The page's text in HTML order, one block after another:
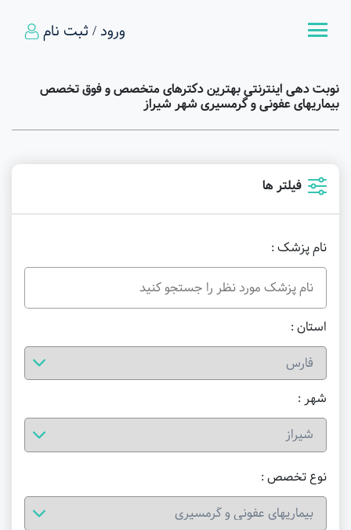
ورود / ثبت نام
نوبت دهی اینترنتی بهترین دکترهای متخصص و فوق تخصص
بیماریهای عفونی و گرمسیری شهر شیراز
فیلتر ها
نام پزشک :
استان :
شهر :
نوع تخصص :